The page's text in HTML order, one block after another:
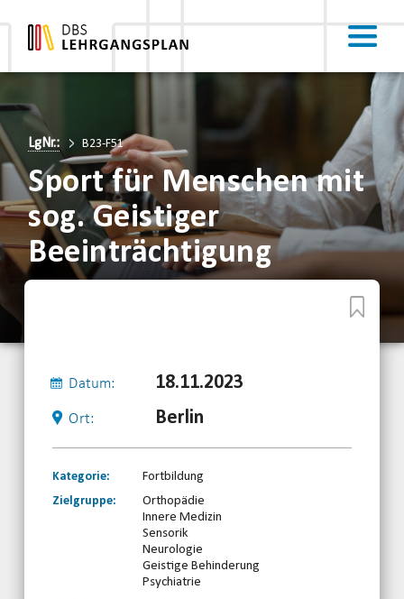
LgNr.: B23-F51
Sport für Menschen mit
sog. Geistiger
Beeinträchtigung
Datum: 18.11.2023
Ort: Berlin
Kategorie:
Fortbildung
Zielgruppe:
Orthopädie
Innere Medizin
Sensorik
Neurologie
Geistige Behinderung
Psychiatrie